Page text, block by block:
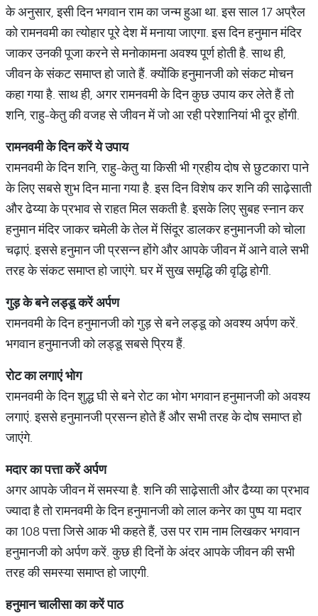
के अनुसार, इसी दिन भगवान राम का जन्म हुआ था. इस साल 17 अप्रैल
को रामनवमी का त्योहार पूरे देश में मनाया जाएगा. इस दिन हनुमान मंदिर
जाकर उनकी पूजा करने से मनोकामना अवश्य पूर्ण होती है. साथ ही,
जीवन के संकट समाप्त हो जाते हैं. क्योंकि हनुमानजी को संकट मोचन
कहा गया है. साथ ही, अगर रामनवमी के दिन कुछ उपाय कर लेते हैं तो
शनि, राहु-केतु की वजह से जीवन में जो आ रही परेशानियां भी दूर होंगी.
रामनवमीकेदिनकरेंयेउपाय
रामनवमी के दिन शनि, राहु-केतु या किसी भी ग्रहीय दोष से छुटकारा पाने
के लिए सबसे शुभ दिन माना गया है. इस दिन विशेष कर शनि की साढ़ेसाती
और ढेय्या के प्रभाव से राहत मिल सकती है. इसके लिए सुबह स्नान कर
हनुमान मंदिर जाकर चमेली के तेल में सिंदूर डालकर हनुमानजी को चोला
चढ़ाएं. इससे हनुमान जी प्रसन्न होंगे और आपके जीवन में आने वाले सभी
तरह के संकट समाप्त हो जाएंगे. घर में सुख समृद्धि की वृद्धि होगी.
गुड़केबनेलड्डूकरेंअर्पण
रामनवमी के दिन हनुमानजी को गुड़ से बने लड्डू को अवश्य अर्पण करें.
भगवान हनुमानजी को लड्डू सबसे प्रिय हैं.
रोटकालगाएंभोग
रामनवमी के दिन शुद्ध घी से बने रोट का भोग भगवान हनुमानजी को अवश्य
लगाएं. इससे हनुमानजी प्रसन्न होते हैं और सभी तरह के दोष समाप्त हो
जाएंगे.
मदारकापत्ताकरेंअर्पण
अगर आपके जीवन में समस्या है. शनि की साढ़ेसाती और ढैय्या का प्रभाव
ज्यादा है तो रामनवमी के दिन हनुमानजी को लाल कनेर का पुष्प या मदार
का 108 पत्ता जिसे आक भी कहते हैं, उस पर राम नाम लिखकर भगवान
हनुमानजी को अर्पण करें. कुछ ही दिनों के अंदर आपके जीवन की सभी
तरह की समस्या समाप्त हो जाएगी.
हनुमानचालीसाकाकरेंपाठ